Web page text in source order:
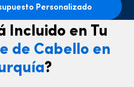
Personalizado
Incluido en Tu
de Cabello en
?